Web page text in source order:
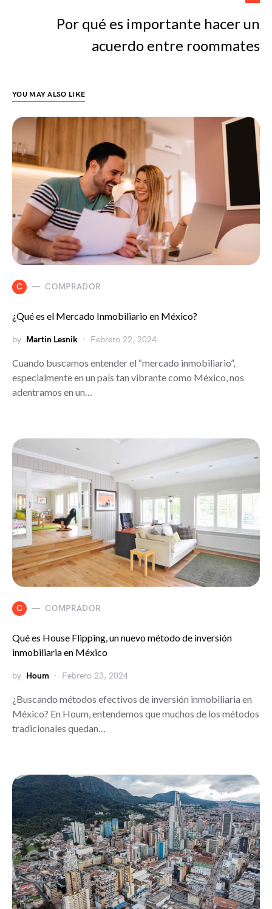
Por qué es importante hacer un
acuerdo entre roommates
YOU MAY ALSO LIKE
C COMPRADOR
¿Qué es el Mercado Inmobiliario en México?
by Martin Lesnik Febrero 22, 2024
Cuando buscamos entender el “mercado inmobiliario”,
especialmente en un país tan vibrante como México, nos
adentramos en un…
C COMPRADOR
Qué es House Flipping, un nuevo método de inversión
inmobiliaria en México
by Houm Febrero 23, 2024
¿Buscando métodos efectivos de inversión inmobiliaria en
México? En Houm, entendemos que muchos de los métodos
tradicionales quedan…